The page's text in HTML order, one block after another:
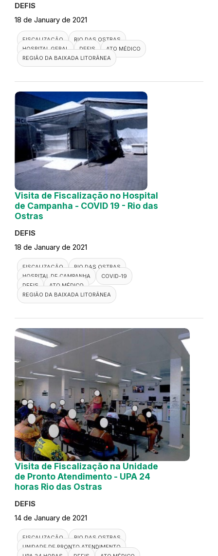
DEFIS
18 de January de 2021
FISCALIZAÇÃO
RIO DAS OSTRAS
HOSPITAL GERAL
DEFIS
ATO MÉDICO
REGIÃO DA BAIXADA LITORÂNEA
Visita de Fiscalização no Hospital
de Campanha - COVID 19 - Rio das
Ostras
DEFIS
18 de January de 2021
FISCALIZAÇÃO
RIO DAS OSTRAS
HOSPITAL DE CAMPANHA
COVID-19
DEFIS
ATO MÉDICO
REGIÃO DA BAIXADA LITORÂNEA
Visita de Fiscalização na Unidade
de Pronto Atendimento - UPA 24
horas Rio das Ostras
DEFIS
14 de January de 2021
FISCALIZAÇÃO
RIO DAS OSTRAS
UNIDADE DE PRONTO ATENDIMENTO